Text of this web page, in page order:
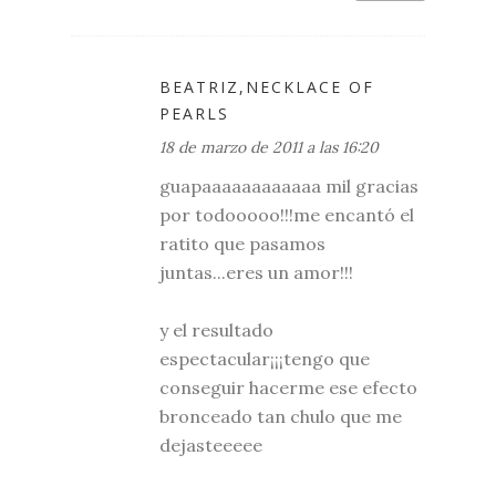
BEATRIZ,NECKLACE OF
PEARLS
18 de marzo de 2011 a las 16:20
guapaaaaaaaaaaaa mil gracias
por todooooo!!!me encantó el
ratito que pasamos
juntas...eres un amor!!!
y el resultado
espectacular¡¡¡tengo que
conseguir hacerme ese efecto
bronceado tan chulo que me
dejasteeeee